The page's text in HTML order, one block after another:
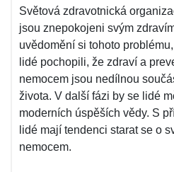
Světová zdravotnická
jsou znepokojeni svým
uvědomění si tohoto
lidé pochopili, že zdraví a
nemocem jsou nedílnou
života. V další fázi by se lidé
moderních úspěších vědy. S
lidé mají tendenci starat se o
nemocem.